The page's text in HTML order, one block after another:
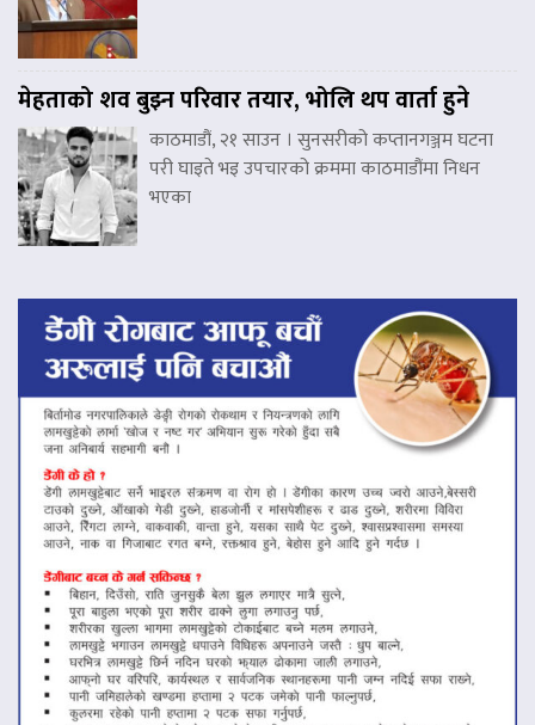
मेहताको शव बुझ्न परिवार तयार, भोलि थप वार्ता हुने
काठमाडौं, २१ साउन । सुनसरीको कप्तानगञ्जम घटना
परी घाइते भइ उपचारको क्रममा काठमाडौंमा निधन
भएका